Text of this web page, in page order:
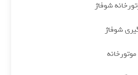
شوفاژ
شوفاژ